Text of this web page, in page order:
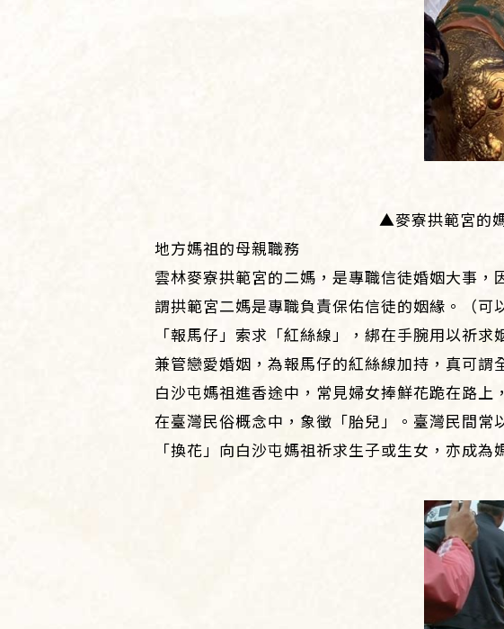
▲麥寮拱範宮的
地方媽祖的母親職務
雲林麥寮拱範宮的二媽，是專職信徒婚姻大事
謂拱範宮二媽是專職負責保佑信徒的姻緣。（
「報馬仔」索求「紅絲線」，綁在手腕用以祈
兼管戀愛婚姻，為報馬仔的紅絲線加持，真可謂
白沙屯媽祖進香途中，常見婦女捧鮮花跪在路上
在臺灣民俗概念中，象徵「胎兒」。臺灣民間
「換花」向白沙屯媽祖祈求生子或生女，亦成為